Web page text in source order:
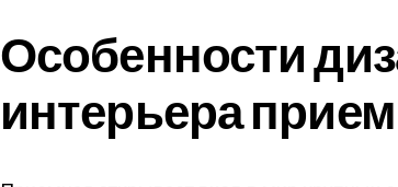
Особенности
интерьера